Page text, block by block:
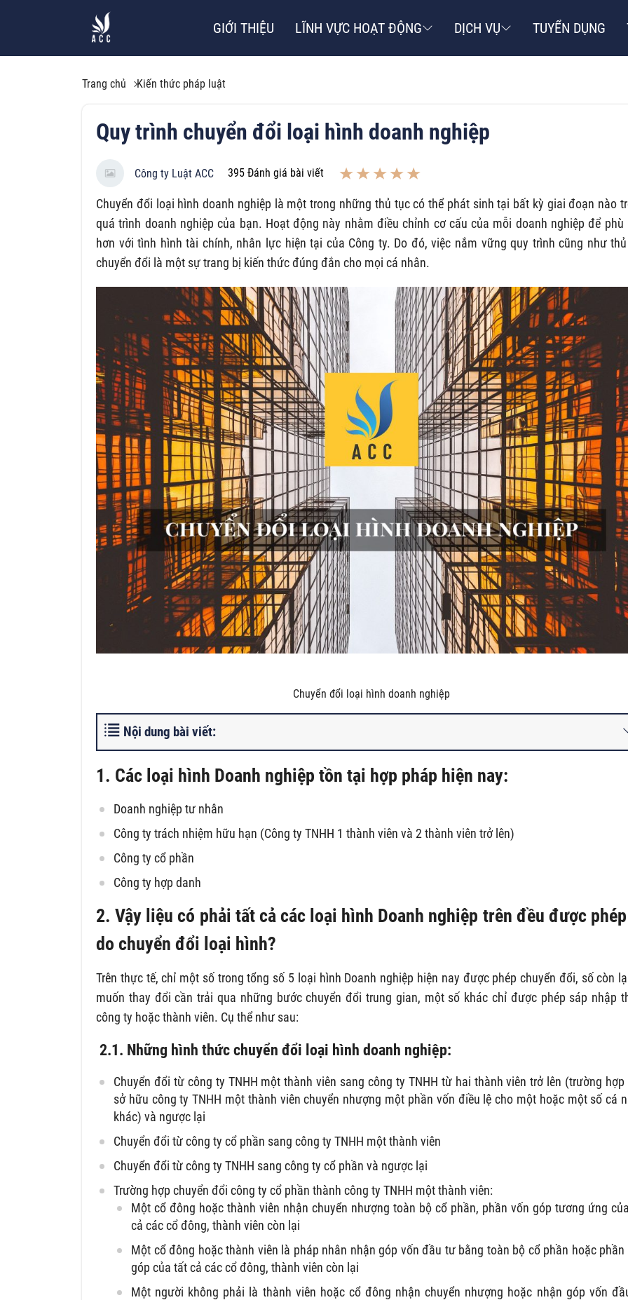
GIỚI THIỆU LĨNH VỰC HOẠT ĐỘNG DỊCH VỤ TUYỂN DỤNG
Trang chủ Kiến thức pháp luật
Quy trình chuyển đổi loại hình doanh nghiệp
Công ty Luật ACC 395 Đánh giá bài viết
Chuyển đổi loại hình doanh nghiệp là một trong những thủ tục có thể phát sinh tại bất kỳ giai đoạn nào
quá trình doanh nghiệp của bạn. Hoạt động này nhằm điều chỉnh cơ cấu của mỗi doanh nghiệp để phù
hơn với tình hình tài chính, nhân lực hiện tại của Công ty. Do đó, việc nắm vững quy trình cũng như
chuyển đổi là một sự trang bị kiến thức đúng đắn cho mọi cá nhân.
Chuyển đổi loại hình doanh nghiệp
Nội dung bài viết:
1. Các loại hình Doanh nghiệp tồn tại hợp pháp hiện nay:
Doanh nghiệp tư nhân
Công ty trách nhiệm hữu hạn (Công ty TNHH 1 thành viên và 2 thành viên trở lên)
Công ty cổ phần
Công ty hợp danh
2. Vậy liệu có phải tất cả các loại hình Doanh nghiệp trên đều được
do chuyển đổi loại hình?
Trên thực tế, chỉ một số trong tổng số 5 loại hình Doanh nghiệp hiện nay được phép chuyển đổi, số còn
muốn thay đổi cần trải qua những bước chuyển đổi trung gian, một số khác chỉ được phép sáp nhập
công ty hoặc thành viên. Cụ thể như sau:
2.1. Những hình thức chuyển đổi loại hình doanh nghiệp:
Chuyển đổi từ công ty TNHH một thành viên sang công ty TNHH từ hai thành viên trở lên (trường hợp
sở hữu công ty TNHH một thành viên chuyển nhượng một phần vốn điều lệ cho một hoặc một số cá
khác) và ngược lại
Chuyển đổi từ công ty cổ phần sang công ty TNHH một thành viên
Chuyển đổi từ công ty TNHH sang công ty cổ phần và ngược lại
Trường hợp chuyển đổi công ty cổ phần thành công ty TNHH một thành viên:
Một cổ đông hoặc thành viên nhận chuyển nhượng toàn bộ cổ phần, phần vốn góp tương ứng
cả các cổ đông, thành viên còn lại
Một cổ đông hoặc thành viên là pháp nhân nhận góp vốn đầu tư bằng toàn bộ cổ phần hoặc phần
góp của tất cả các cổ đông, thành viên còn lại
Một người không phải là thành viên hoặc cổ đông nhận chuyển nhượng hoặc nhận góp vốn